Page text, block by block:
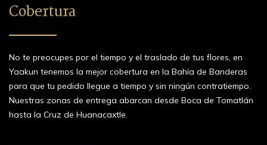
Cobertura
No te preocupes por el tiempo y el traslado de tus flores, en
Yaakun tenemos la mejor cobertura en la Bahía de Banderas
para que tu pedido llegue a tiempo y sin ningún contratiempo.
Nuestras zonas de entrega abarcan desde Boca de Tomatlán
hasta la Cruz de Huanacaxtle.